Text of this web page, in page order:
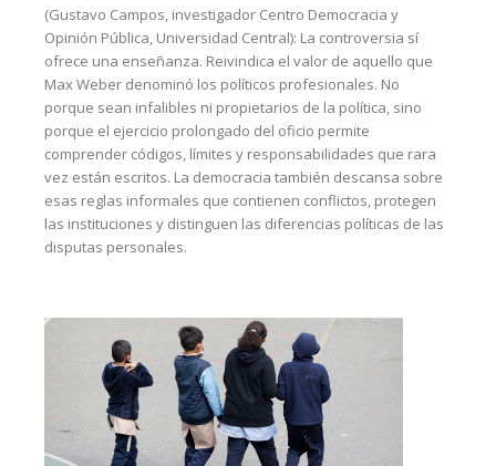
(Gustavo Campos, investigador Centro Democracia y
Opinión Pública, Universidad Central): La controversia sí
ofrece una enseñanza. Reivindica el valor de aquello que
Max Weber denominó los políticos profesionales. No
porque sean infalibles ni propietarios de la política, sino
porque el ejercicio prolongado del oficio permite
comprender códigos, límites y responsabilidades que rara
vez están escritos. La democracia también descansa sobre
esas reglas informales que contienen conflictos, protegen
las instituciones y distinguen las diferencias políticas de las
disputas personales.